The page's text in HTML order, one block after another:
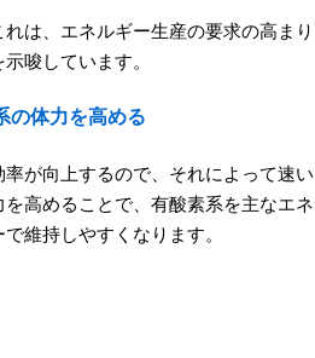
は、エネルギー生産の要求の高まり
唆しています。
の体力を高める
が向上するので、それによって速い
高めることで、有酸素系を主なエネ
維持しやすくなります。